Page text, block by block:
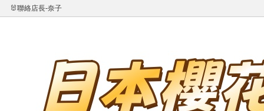
🐰聯絡店長-奈子